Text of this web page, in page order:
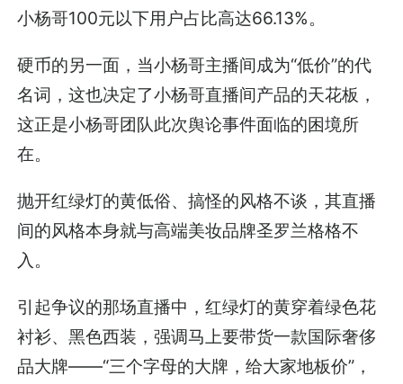
小杨哥100元以下用户占比高达66.13%。
硬币的另一面，当小杨哥主播间成为“低价”的代
名词，这也决定了小杨哥直播间产品的天花板，
这正是小杨哥团队此次舆论事件面临的困境所
在。
抛开红绿灯的黄低俗、搞怪的风格不谈，其直播
间的风格本身就与高端美妆品牌圣罗兰格格不
入。
引起争议的那场直播中，红绿灯的黄穿着绿色花
衬衫、黑色西装，强调马上要带货一款国际奢侈
品大牌——“三个字母的大牌，给大家地板价”，